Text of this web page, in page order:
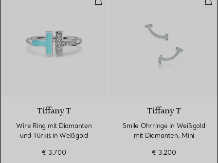
Tiffany T
Wire Ring mit Diamanten
und Türkis in Weißgold
€ 3.700
Tiffany T
Smile Ohrringe in Weißgold
mit Diamanten, Mini
€ 3.200